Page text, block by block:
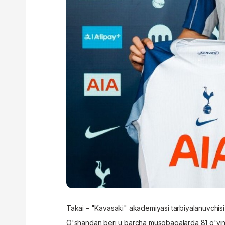
Takai – "Kavasaki" akademiyasi
O'shandan beri u barcha musobaqalarda 81